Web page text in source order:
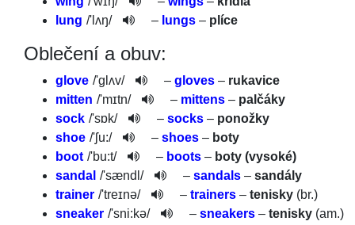
lung /'lʌŋ/ – lungs – plíce
Oblečení a obuv:
glove /'glʌv/ – gloves – rukavice
mitten /'mɪtn/ – mittens – palčáky
sock /'sɒk/ – socks – ponožky
shoe /'ʃu:/ – shoes – boty
boot /'bu:t/ – boots – boty (vysoké)
sandal /'sændl / – sandals – sandály
trainer /'treɪnə/­ – trainers – tenisky (br.)
sneaker /'sni:kə/­ – sneakers – tenisky (am.)